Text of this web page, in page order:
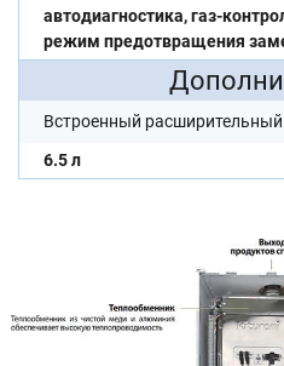
автодиагностика, газ-
режим предотвращения
Встроенный
6.5 л